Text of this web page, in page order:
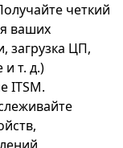
четкий
ваших
загрузка ЦП,
т. д.)
ITSM.